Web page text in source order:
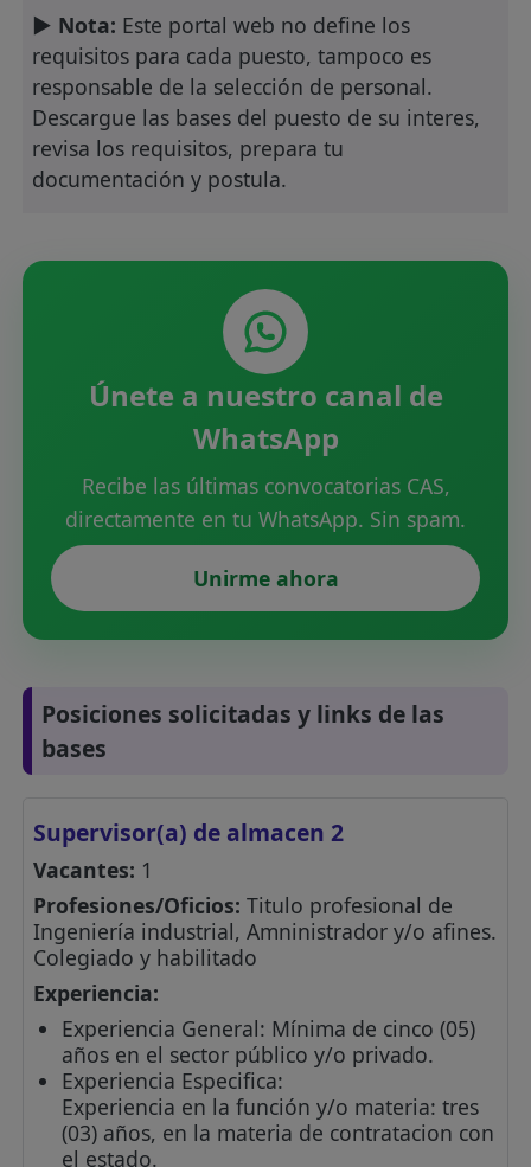
► Nota: Este portal web no define los
requisitos para cada puesto, tampoco es
responsable de la selección de personal.
Descargue las bases del puesto de su interes,
revisa los requisitos, prepara tu
documentación y postula.
Únete a nuestro canal de
WhatsApp
Recibe las últimas convocatorias CAS,
directamente en tu WhatsApp. Sin spam.
Unirme ahora
Posiciones solicitadas y links de las
bases
Supervisor(a) de almacen 2
Vacantes: 1
Profesiones/Oficios: Titulo profesional de
Ingeniería industrial, Amninistrador y/o afines.
Colegiado y habilitado
Experiencia:
Experiencia General: Mínima de cinco (05)
años en el sector público y/o privado.
Experiencia Especifica:
Experiencia en la función y/o materia: tres
(03) años, en la materia de contratacion con
el estado.